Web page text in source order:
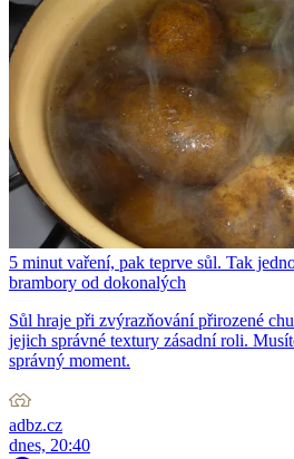
5 minut vaření, pak teprve sůl. Tak
brambory od dokonalých
Sůl hraje při zvýrazňování přirozené
jejich správné textury zásadní roli.
správný moment.
adbz.cz
dnes, 20:40